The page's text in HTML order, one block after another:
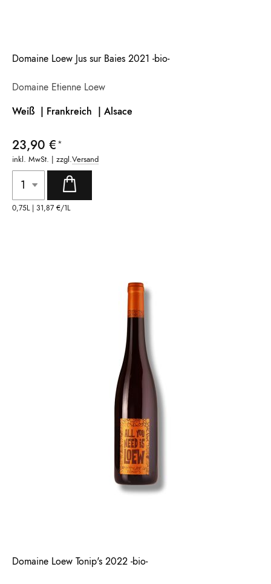
Domaine Loew Jus sur Baies 2021 -bio-
Domaine Etienne Loew
Weiß | Frankreich | Alsace
23,90 €
inkl. MwSt. | zzgl.Versand
0,75L | 31,87 €/1L
Domaine Loew Tonip's 2022 -bio-